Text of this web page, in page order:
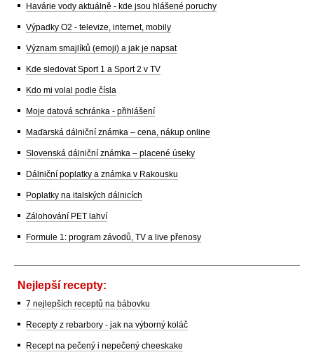
Havárie vody aktuálně - kde jsou hlášené poruchy
Výpadky O2 - televize, internet, mobily
Význam smajlíků (emoji) a jak je napsat
Kde sledovat Sport 1 a Sport 2 v TV
Kdo mi volal podle čísla
Moje datová schránka - přihlášení
Maďarská dálniční známka – cena, nákup online
Slovenská dálniční známka – placené úseky
Dálniční poplatky a známka v Rakousku
Poplatky na italských dálnicích
Zálohování PET lahví
Formule 1: program závodů, TV a live přenosy
Nejlepší recepty:
7 nejlepších receptů na bábovku
Recepty z rebarbory - jak na výborný koláč
Recept na pečený i nepečený cheeskake